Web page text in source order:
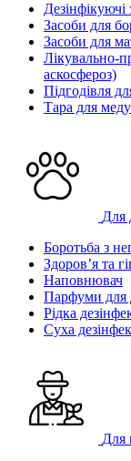
Дезінфікуючі
Засоби для
Засоби для
Лікувально-
аскосфероз)
Підгодівля
Тара для меду
Для
Боротьба з
Здоров’я та
Наповнювач
Парфуми для
Рідка
Суха
Для